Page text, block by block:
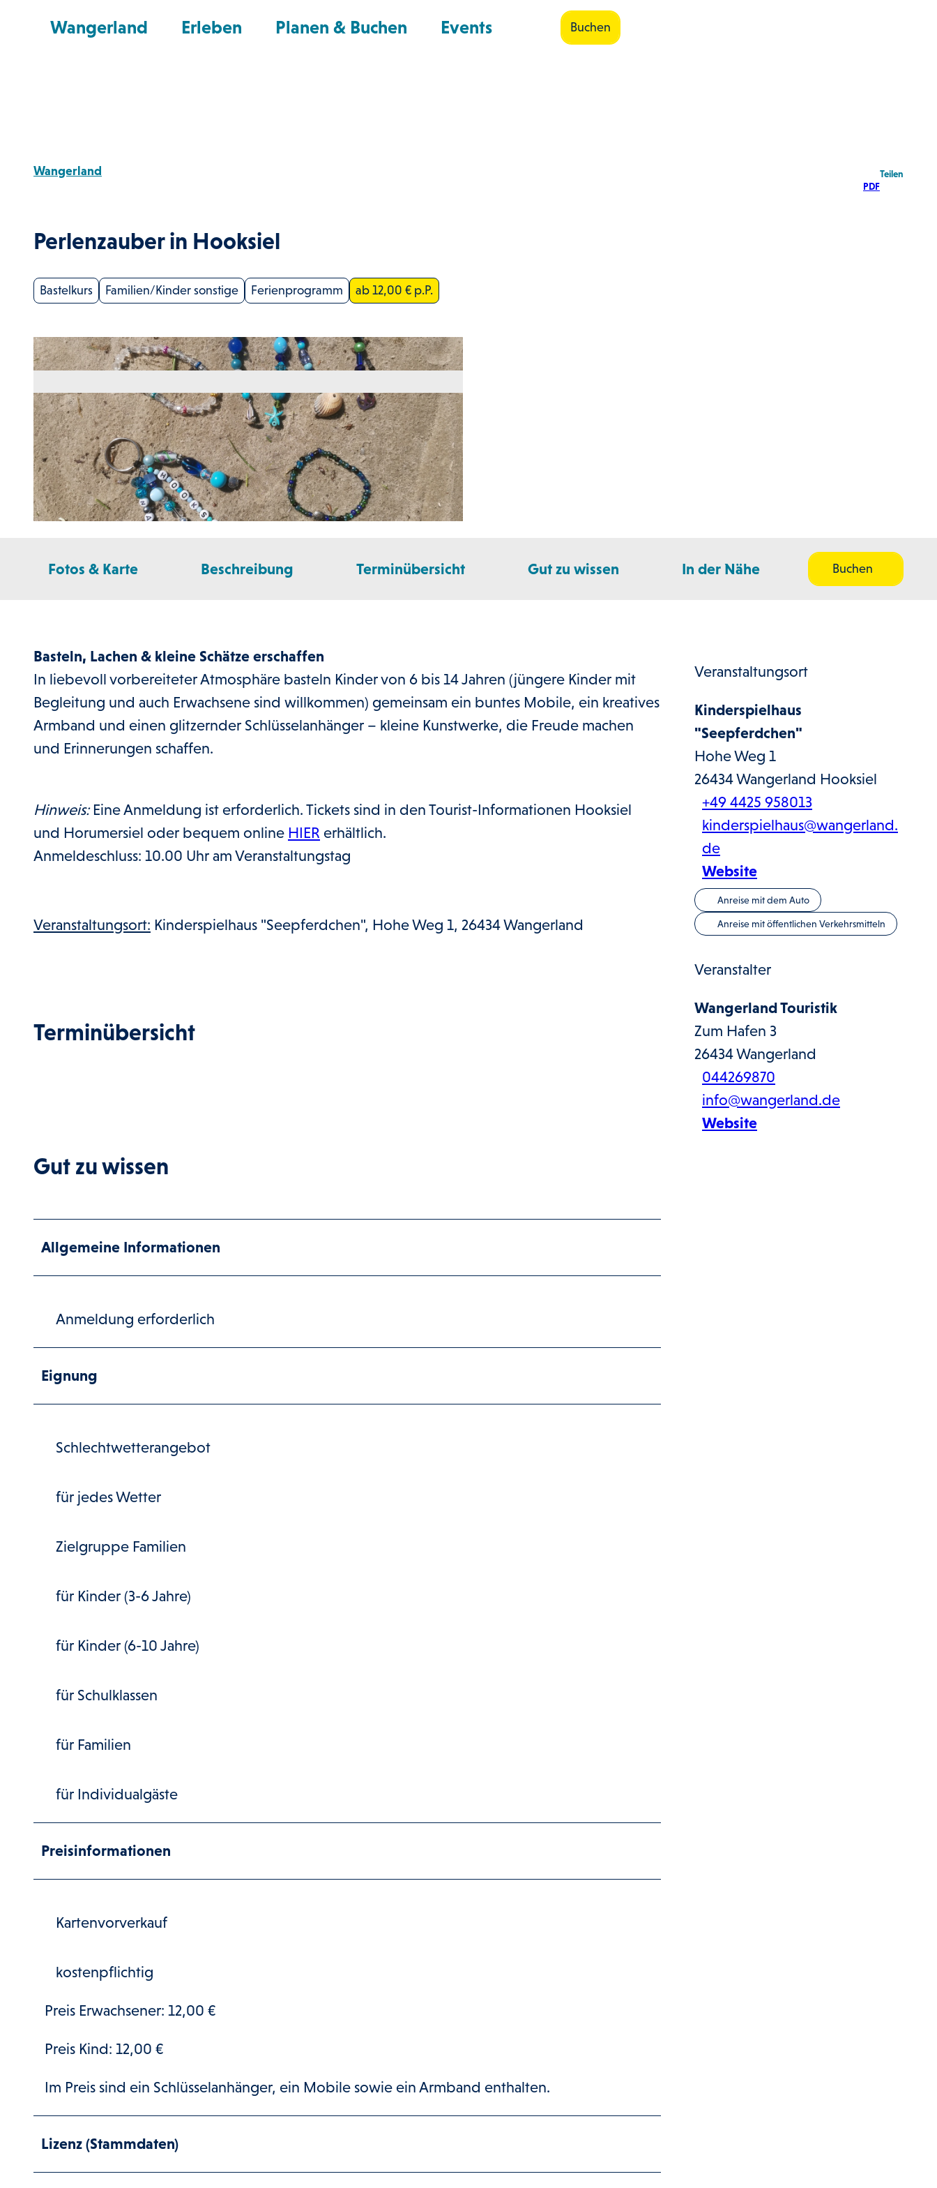
Wangerland Erleben Planen & Buchen Events SucheBuchen
Wangerland
PDF
Teilen
Perlenzauber in Hooksiel
Bastelkurs Familien/Kinder sonstige Ferienprogramm ab 12,00 € p.P.
Fotos & Karte Beschreibung Terminübersicht Gut zu wissen In der Nähe Buchen
Basteln, Lachen & kleine Schätze erschaffen
In liebevoll vorbereiteter Atmosphäre basteln Kinder von 6 bis 14 Jahren (jüngere Kinder mit
Begleitung und auch Erwachsene sind willkommen) gemeinsam ein buntes Mobile, ein kreatives
Armband und einen glitzernder Schlüsselanhänger – kleine Kunstwerke, die Freude machen
und Erinnerungen schaffen.
Hinweis:Eine Anmeldung ist erforderlich. Tickets sind in den Tourist-Informationen Hooksiel
und Horumersiel oder bequem online HIER erhältlich.
Anmeldeschluss: 10.00 Uhr am Veranstaltungstag
Veranstaltungsort: Kinderspielhaus "Seepferdchen", Hohe Weg 1, 26434 Wangerland
Terminübersicht
Gut zu wissen
Allgemeine Informationen
Anmeldung erforderlich
Eignung
Schlechtwetterangebot
für jedes Wetter
Zielgruppe Familien
für Kinder (3-6 Jahre)
für Kinder (6-10 Jahre)
für Schulklassen
für Familien
für Individualgäste
Preisinformationen
Kartenvorverkauf
kostenpflichtig
Preis Erwachsener: 12,00 €
Preis Kind: 12,00 €
Im Preis sind ein Schlüsselanhänger, ein Mobile sowie ein Armband enthalten.
Lizenz (Stammdaten)
Veranstaltungsort
Kinderspielhaus
"Seepferdchen"
Hohe Weg 1
26434Wangerland Hooksiel
+49 4425 958013
kinderspielhaus@wangerland.
de
Website
Anreise mit dem Auto
Anreise mit öffentlichen Verkehrsmitteln
Veranstalter
Wangerland Touristik
Zum Hafen 3
26434Wangerland
044269870
info@wangerland.de
Website